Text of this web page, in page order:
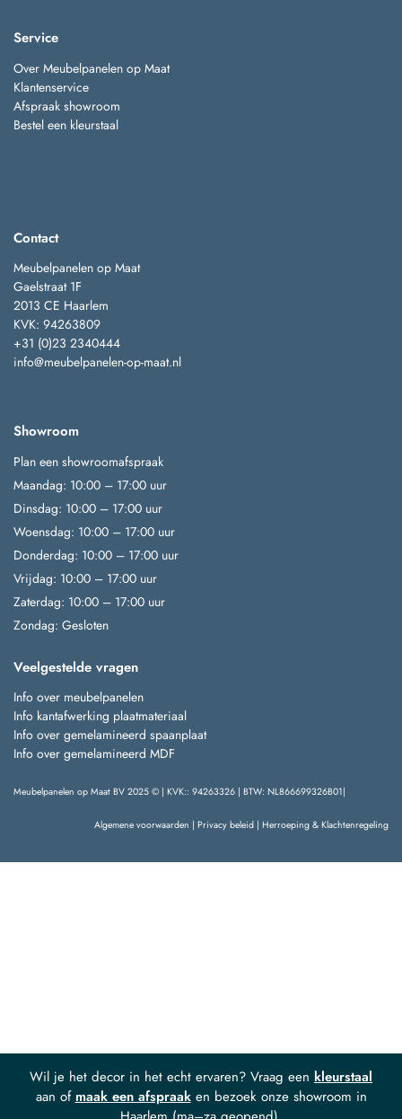
Wil je het decor in het echt ervaren? Vraag een kleurstaal
aan of maak een afspraaken bezoek onze showroom in
Service
Over Meubelpanelen op Maat
Klantenservice
Afspraak showroom
Bestel een kleurstaal
Contact
Meubelpanelen op Maat
Gaelstraat 1F
2013 CE Haarlem
KVK: 94263809
+31 (0)23 2340444
info@meubelpanelen-op-maat.nl
Showroom
Plan een showroomafspraak
Maandag: 10:00 – 17:00 uur
Dinsdag: 10:00 – 17:00 uur
Woensdag: 10:00 – 17:00 uur
Donderdag: 10:00 – 17:00 uur
Vrijdag: 10:00 – 17:00 uur
Zaterdag: 10:00 – 17:00 uur
Zondag: Gesloten
Veelgestelde vragen
Info over meubelpanelen
Info kantafwerking plaatmateriaal
Info over gemelamineerd spaanplaat
Info over gemelamineerd MDF
Meubelpanelen op Maat BV 2025 © | KVK:: 94263326 | BTW: NL866699326B01|
Algemene voorwaarden | Privacy beleid | Herroeping & Klachtenregeling